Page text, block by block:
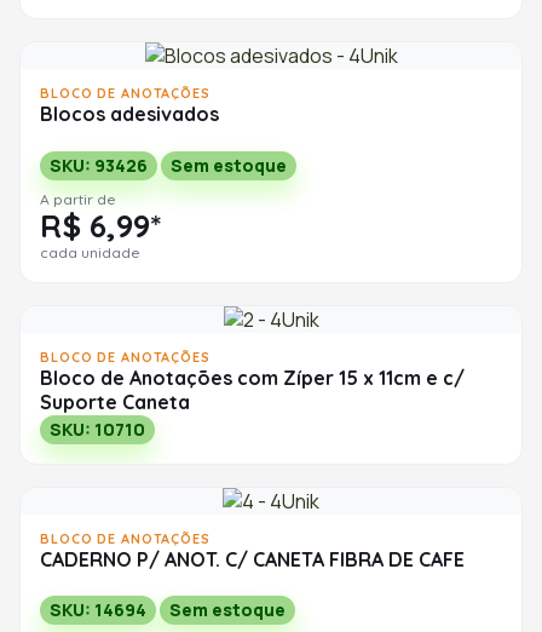
BLOCO DE ANOTAÇÕES
Blocos adesivados
SKU: 93426 Sem estoque
A partir de
R$ 6,99*
cada unidade
BLOCO DE ANOTAÇÕES
Bloco de Anotações com Zíper 15 x 11cm e c/
Suporte Caneta
SKU: 10710
BLOCO DE ANOTAÇÕES
CADERNO P/ ANOT. C/ CANETA FIBRA DE CAFE
SKU: 14694 Sem estoque